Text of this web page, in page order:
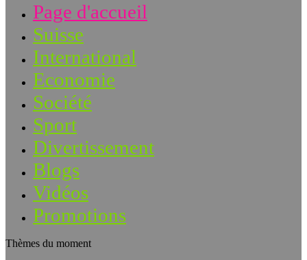
Page d'accueil
Suisse
International
Economie
Société
Sport
Divertissement
Blogs
Vidéos
Promotions
Thèmes du moment